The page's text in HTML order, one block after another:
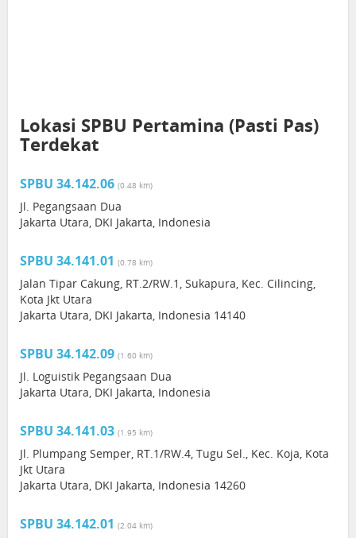
Lokasi SPBU Pertamina (Pasti Pas)
Terdekat
SPBU 34.142.06 (0.48 km)
Jl. Pegangsaan Dua
Jakarta Utara, DKI Jakarta, Indonesia
SPBU 34.141.01 (0.78 km)
Jalan Tipar Cakung, RT.2/RW.1, Sukapura, Kec. Cilincing,
Kota Jkt Utara
Jakarta Utara, DKI Jakarta, Indonesia 14140
SPBU 34.142.09 (1.60 km)
Jl. Loguistik Pegangsaan Dua
Jakarta Utara, DKI Jakarta, Indonesia
SPBU 34.141.03 (1.95 km)
Jl. Plumpang Semper, RT.1/RW.4, Tugu Sel., Kec. Koja, Kota
Jkt Utara
Jakarta Utara, DKI Jakarta, Indonesia 14260
SPBU 34.142.01 (2.04 km)